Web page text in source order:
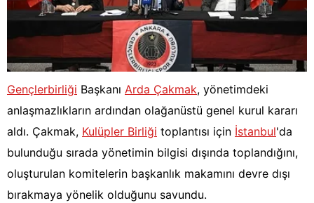
Gençlerbirliği Başkanı Arda Çakmak, yönetimdeki
anlaşmazlıkların ardından olağanüstü genel kurul kararı
aldı. Çakmak, Kulüpler Birliği toplantısı için İstanbul'da
bulunduğu sırada yönetimin bilgisi dışında toplandığını,
oluşturulan komitelerin başkanlık makamını devre dışı
bırakmaya yönelik olduğunu savundu.